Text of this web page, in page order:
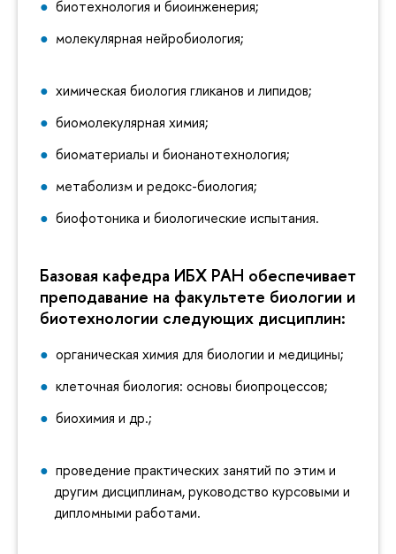
биотехнология и биоинженерия;
молекулярная нейробиология;
химическая биология гликанов и липидов;
биомолекулярная химия;
биоматериалы и бионанотехнология;
метаболизм и редокс-биология;
биофотоника и биологические испытания.
Базовая кафедра ИБХ РАН обеспечивает
преподавание на факультете биологии и
биотехнологии следующих дисциплин:
органическая химия для биологии и медицины;
клеточная биология: основы биопроцессов;
биохимия и др.;
проведение практических занятий по этим и
другим дисциплинам, руководство курсовыми и
дипломными работами.